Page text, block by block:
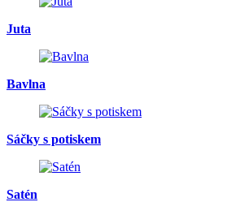
Juta
Bavlna
Sáčky s potiskem
Satén